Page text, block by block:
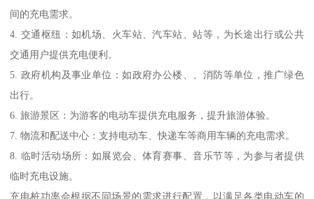
间的充电需求。
4. 交通枢纽：如机场、火车站、汽车站、站等，为长途出行或公共
交通用户提供充电便利。
5. 政府机构及事业单位：如政府办公楼、、消防等单位，推广绿色
出行。
6. 旅游景区：为游客的电动车提供充电服务，提升旅游体验。
7. 物流和配送中心：支持电动车、快递车等商用车辆的充电需求。
8. 临时活动场所：如展览会、体育赛事、音乐节等，为参与者提供
临时充电设施。
充电桩功率会根据不同场景的需求进行配置，以满足各类电动车的